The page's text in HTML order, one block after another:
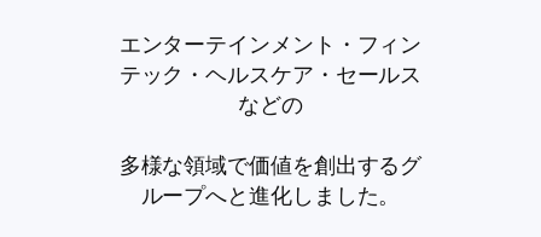
エンターテインメント・フィン
テック・ヘルスケア・セールス
などの
多様な領域で価値を創出するグ
ループへと進化しました。